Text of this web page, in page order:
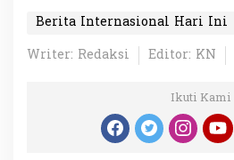
Berita Internasional Hari Ini
Writer: Redaksi
Editor: KN
Ikuti Kami